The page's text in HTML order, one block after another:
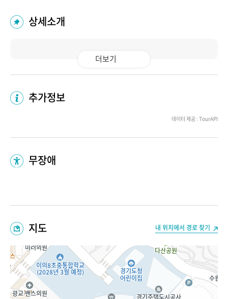
상세소개
더보기
추가정보
데이터 제공 : TourAPI
무장애
지도 내 위치에서 경로 찾기